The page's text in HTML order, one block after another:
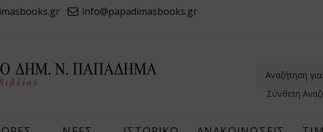
info@papadimasbooks.gr
Σύνθετη